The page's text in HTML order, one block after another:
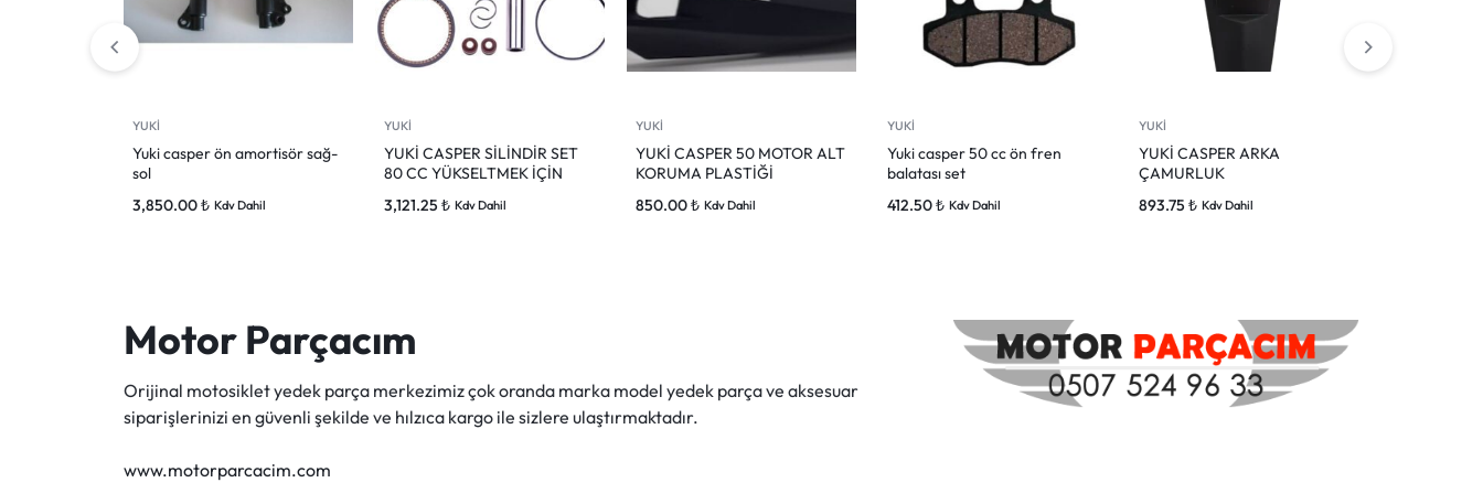
YUKİ
Yuki casper ön amortisör sağ-
sol
3,850.00₺ Kdv Dahil
YUKİ
YUKİ CASPER SİLİNDİR SET
80 CC YÜKSELTMEK İÇİN
3,121.25 ₺ Kdv Dahil
YUKİ
YUKİ CASPER 50 MOTOR ALT
KORUMA PLASTİĞİ
850.00₺ Kdv Dahil
YUKİ
Yuki casper 50 cc ön fren
balatası set
412.50₺ Kdv Dahil
YUKİ
YUKİ CASPER ARKA
ÇAMURLUK
893.75 ₺ Kdv Dahil
Motor Parçacım
Orijinal motosiklet yedek parça merkezimiz çok oranda marka model yedek parça ve aksesuar
siparişlerinizi en güvenli şekilde ve hılzıca kargo ile sizlere ulaştırmaktadır.
www.motorparcacim.com